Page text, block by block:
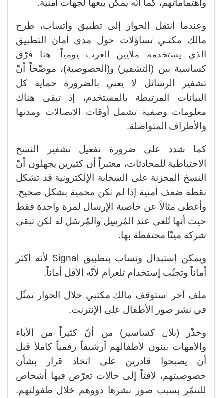
واهتماماتهم، كما أنّه يمكن بيعها لجهات أمنية.
وعندما انتقل الحوار إلى تطبيق واتساب، طرح
مالك مكتبي تساؤلات حول مدى أمان التطبيق
الذي يستخدمه ملايين العرب يومياً. هنا فرّق
كساسية بين (التشفير) و(الخصوصية)، موضّحاً أنّ
تشفير الرسائل لا يعني بالضرورة حماية كل
البيانات المرتبطة بالمستخدم، إذ تبقى هناك
معلومات وصفية تشمل أوقات الاتصالات ومدتها
والأطراف المتواصلة.
كما شدد على ضرورة تفعيل تشفير النسخ
الاحتياطية للمحادثات، معتبراً أن كثيرين يجهلون أنّ
النسخ المخزنة على السحابة الإلكترونية قد تشكل
نقطة ضعف أمنية إذا لم تكن محمية بشكل صحيح.
وأعطى مثالاً عن خاصية الإرسال لمرة واحدة فقط
حيث أنها تُلغى عند المُرسِل والمُرسَل له لكن تبقى
شركة ميتّا محتفظة بها.
ويمكن إستبدال وتساب بتطبيق Signal لأنه أكثر
أماناً وتجنّب إستخدام تلغرام لأنّه الأقل أماناً.
ملف آخر استوقف مالك مكتبي خلال الحوار تمثّل
في نشر صور الأطفال على الإنترنت.
وحذّر (بلال كساسير) من أنّ كثيراً من الآباء
والأمهات يبنون لأطفالهم أرشيفاً رقمياً كاملاً قبل
أن يصبحوا قادرين على اتخاذ قرار بشأن
خصوصيتهم، لافتاً إلى حالات تعرّض فيها أشخاص
للتنمّر بسبب صور نشرها ذووهم خلال طفولتهم.